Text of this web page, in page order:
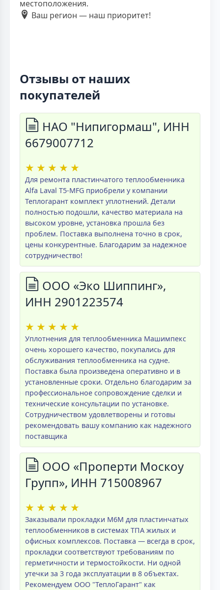
местоположения.
Ваш регион — наш приоритет!
Отзывы от наших
покупателей
НАО "Нипигормаш", ИНН
6679007712
★ ★ ★ ★ ★
Для ремонта пластинчатого теплообменника
Alfa Laval T5-MFG приобрели у компании
Теплогарант комплект уплотнений. Детали
полностью подошли, качество материала на
высоком уровне, установка прошла без
проблем. Поставка выполнена точно в срок,
цены конкурентные. Благодарим за надежное
сотрудничество!
ООО «Эко Шиппинг»,
ИНН 2901223574
★ ★ ★ ★ ★
Уплотнения для теплообменника Машимпекс
очень хорошего качество, покупались для
обслуживания теплообменника на судне.
Поставка была произведена оперативно и в
установленные сроки. Отдельно благодарим за
профессиональное сопровождение сделки и
технические консультации по установке.
Сотрудничеством удовлетворены и готовы
рекомендовать вашу компанию как надежного
поставщика
ООО «Проперти Москоу
Групп», ИНН 715008967
★ ★ ★ ★ ★
Заказывали прокладки M6M для пластинчатых
теплообменников в системах ТПА жилых и
офисных комплексов. Поставка — всегда в срок,
прокладки соответствуют требованиям по
герметичности и термостойкости. Ни одной
утечки за 3 года эксплуатации в 8 объектах.
Рекомендуем ООО "ТеплоГарант" как